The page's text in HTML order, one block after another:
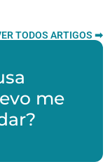
TODOS ARTIGOS ➡
me